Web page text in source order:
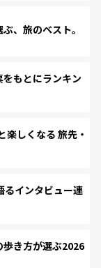
、旅のベスト。
もとにランキン
しくなる 旅先・
るインタビュー連
き方が選ぶ2026